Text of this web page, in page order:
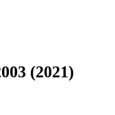
(2021)